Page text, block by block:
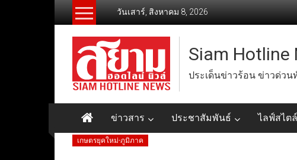
วันเสาร์, สิงหาคม 8, 2026
Siam Hotline
ประเด็นข่าวร้อน ข่าวด่วน
ข่าวสาร ประชาสัมพันธ์ ไลฟ์สไตล์
เกษตรยุคใหม่-ภูมิภาค